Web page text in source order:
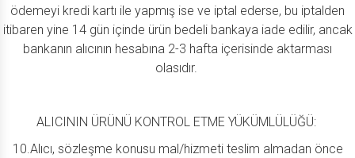
ödemeyi kredi kartı ile yapmış ise ve iptal ederse, bu iptalden
itibaren yine 14 gün içinde ürün bedeli bankaya iade edilir, ancak
bankanın alıcının hesabına 2-3 hafta içerisinde aktarması
olasıdır.
ALICININ ÜRÜNÜ KONTROL ETME YÜKÜMLÜLÜĞÜ:
10.Alıcı, sözleşme konusu mal/hizmeti teslim almadan önce